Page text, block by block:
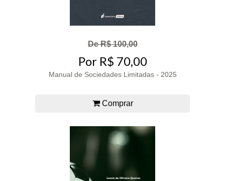
De R$ 100,00
Por R$ 70,00
Manual de Sociedades Limitadas - 2025
Comprar